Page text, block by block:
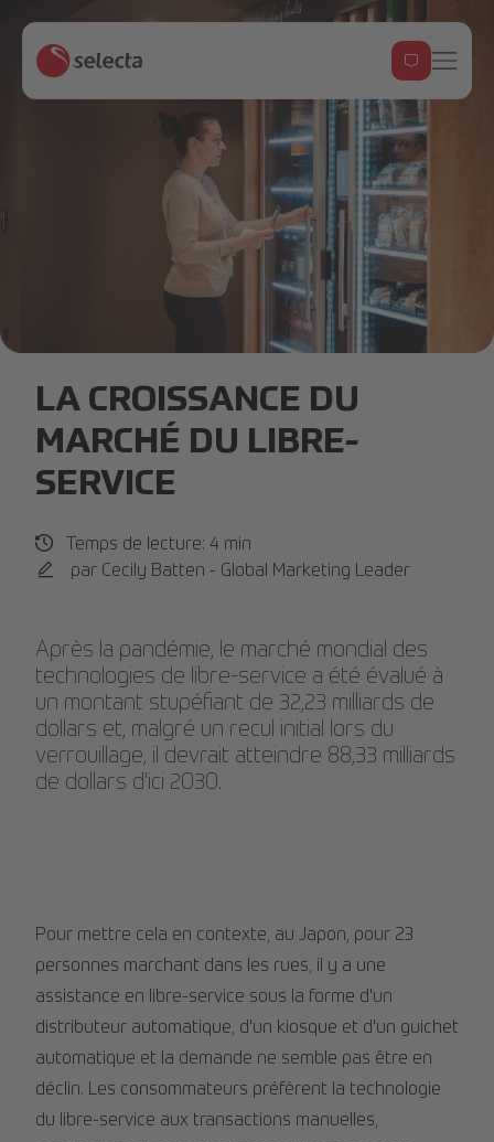
LA CROISSANCE DU
MARCHÉ DU LIBRE-
SERVICE
Temps de lecture: 4 min
par Cecily Batten - Global Marketing Leader
Après la pandémie, le marché mondial des
technologies de libre-service a été évalué à
un montant stupéfiant de 32,23 milliards de
dollars et, malgré un recul initial lors du
verrouillage, il devrait atteindre 88,33 milliards
de dollars d'ici 2030.
Pour mettre cela en contexte, au Japon, pour 23
personnes marchant dans les rues, il y a une
assistance en libre-service sous la forme d'un
distributeur automatique, d'un kiosque et d'un guichet
automatique et la demande ne semble pas être en
déclin. Les consommateurs préfèrent la technologie
du libre-service aux transactions manuelles,